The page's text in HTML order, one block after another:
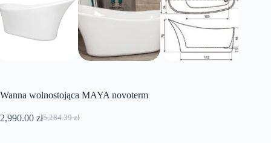
Wanna wolnostojąca MAYA novoterm
5,284.39zł
Pierwotna
2,990.00 złAktualna